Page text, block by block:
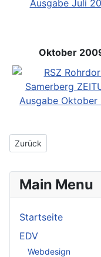
Oktober
Vorheriger Beitrag:
Zurück
Main Menu
Startseite
EDV
Webdesign